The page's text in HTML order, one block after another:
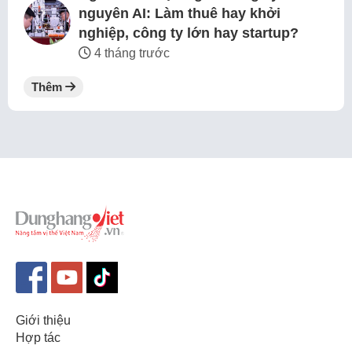
nguyên AI: Làm thuê hay khởi
nghiệp, công ty lớn hay startup?
4 tháng trước
Thêm
Giới thiệu
Hợp tác